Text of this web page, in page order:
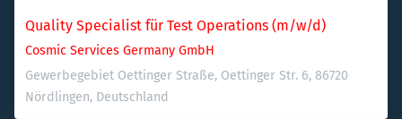
Quality Specialist für Test Operations (m/w/d)
Cosmic Services Germany GmbH
Gewerbegebiet Oettinger Straße, Oettinger Str. 6, 86720
Nördlingen, Deutschland